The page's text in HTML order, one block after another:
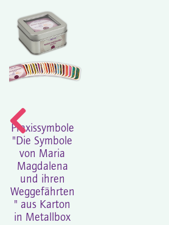
Praxissymbole
"Die Symbole
von Maria
Magdalena
und ihren
Weggefährten
" aus Karton
in Metallbox